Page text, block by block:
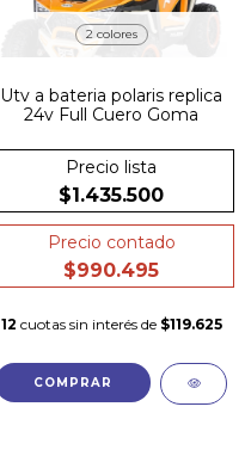
2 colores
Utv a bateria polaris replica
24v Full Cuero Goma
Precio lista
$1.435.500
Precio contado
$990.495
12 cuotas sin interés de $119.625
COMPRAR